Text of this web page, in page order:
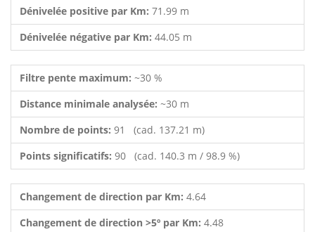
Dénivelée positive par Km: 71.99 m
Dénivelée négative par Km: 44.05 m
Filtre pente maximum: ~30 %
Distance minimale analysée: ~30 m
Nombre de points: 91 (cad. 137.21 m)
Points significatifs: 90 (cad. 140.3 m / 98.9 %)
Changement de direction par Km: 4.64
Changement de direction >5º par Km: 4.48